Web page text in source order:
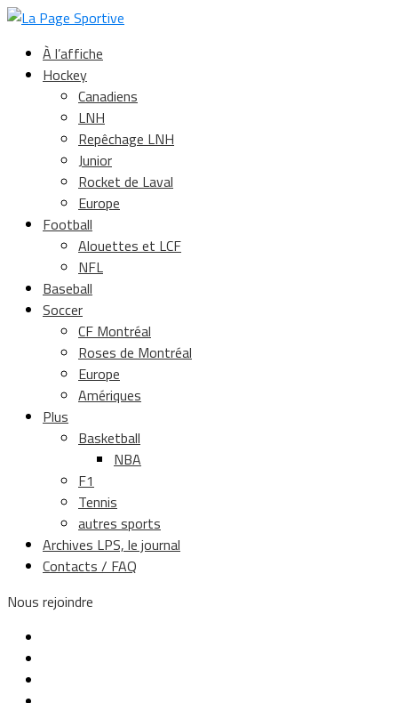
À l’affiche
Hockey
Canadiens
LNH
Repêchage LNH
Junior
Rocket de Laval
Europe
Football
Alouettes et LCF
NFL
Baseball
Soccer
CF Montréal
Roses de Montréal
Europe
Amériques
Plus
Basketball
NBA
F1
Tennis
autres sports
Archives LPS, le journal
Contacts / FAQ
Nous rejoindre